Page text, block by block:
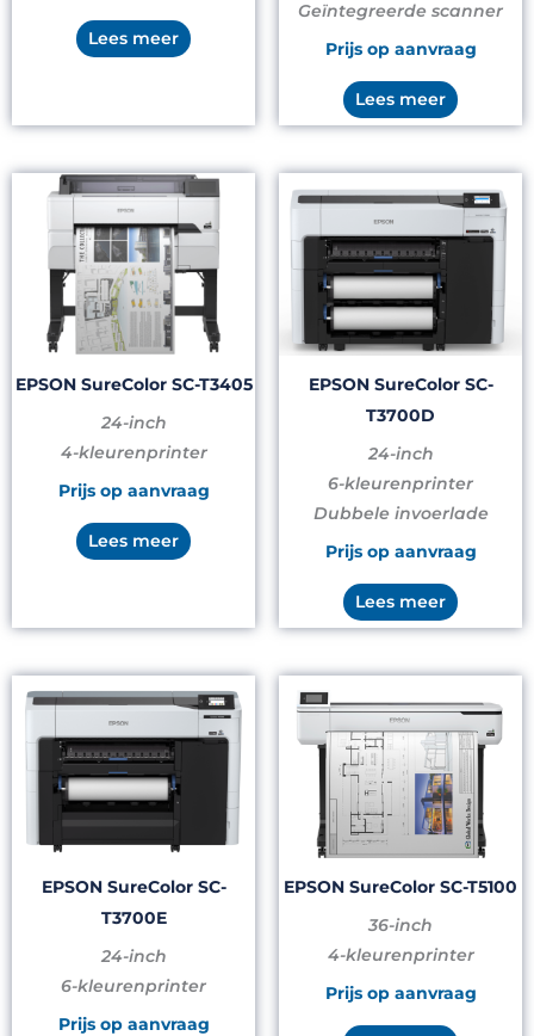
Lees meer
Geïntegreerde scanner
Prijs op aanvraag
Lees meer
EPSON SureColor SC-T3405
24-inch
4-kleurenprinter
Prijs op aanvraag
Lees meer
EPSON SureColor SC-
T3700D
24-inch
6-kleurenprinter
Dubbele invoerlade
Prijs op aanvraag
Lees meer
EPSON SureColor SC-
T3700E
24-inch
6-kleurenprinter
Prijs op aanvraag
EPSON SureColor SC-T5100
36-inch
4-kleurenprinter
Prijs op aanvraag